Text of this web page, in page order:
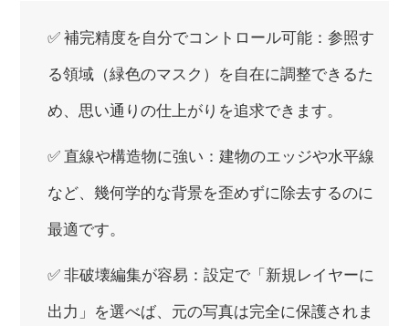
✅ 補完精度を自分でコントロール可能：参照す
る領域（緑色のマスク）を自在に調整できるた
め、思い通りの仕上がりを追求できます。
✅ 直線や構造物に強い：建物のエッジや水平線
など、幾何学的な背景を歪めずに除去するのに
最適です。
✅ 非破壊編集が容易：設定で「新規レイヤーに
出力」を選べば、元の写真は完全に保護されま